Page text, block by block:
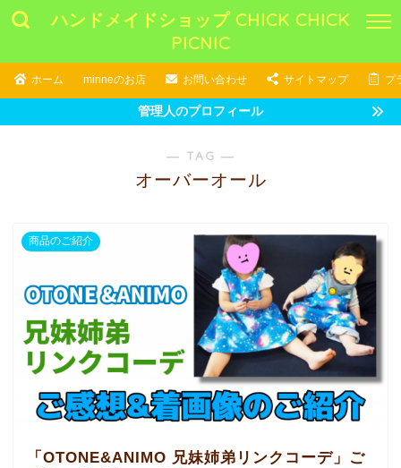
ハンドメイドショップ CHICK CHICK
PICNIC
ホーム minneのお店 お問い合わせ サイトマップ プ
管理人のプロフィール
― TAG ―
オーバーオール
商品のご紹介
「OTONE&ANIMO 兄妹姉弟リンクコーデ」ご